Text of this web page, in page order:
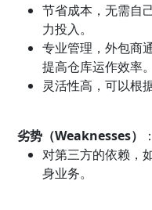
节省成本，无需自
力投入。
专业管理，外包商
提高仓库运作效率。
灵活性高，可以根
劣势（Weaknesses）
：
对第三方的依赖，
身业务。